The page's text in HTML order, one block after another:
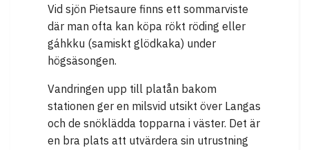
Vid sjön Pietsaure finns ett sommarviste
där man ofta kan köpa rökt röding eller
gáhkku (samiskt glödkaka) under
högsäsongen.
Vandringen upp till platån bakom
stationen ger en milsvid utsikt över Langas
och de snöklädda topparna i väster. Det är
en bra plats att utvärdera sin utrustning